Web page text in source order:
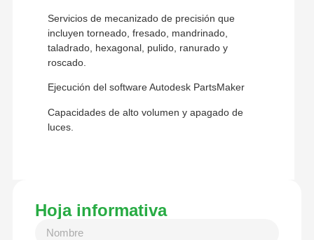
Servicios de mecanizado de precisión que
incluyen torneado, fresado, mandrinado,
taladrado, hexagonal, pulido, ranurado y
roscado.
Ejecución del software Autodesk PartsMaker
Capacidades de alto volumen y apagado de
luces.
Hoja informativa